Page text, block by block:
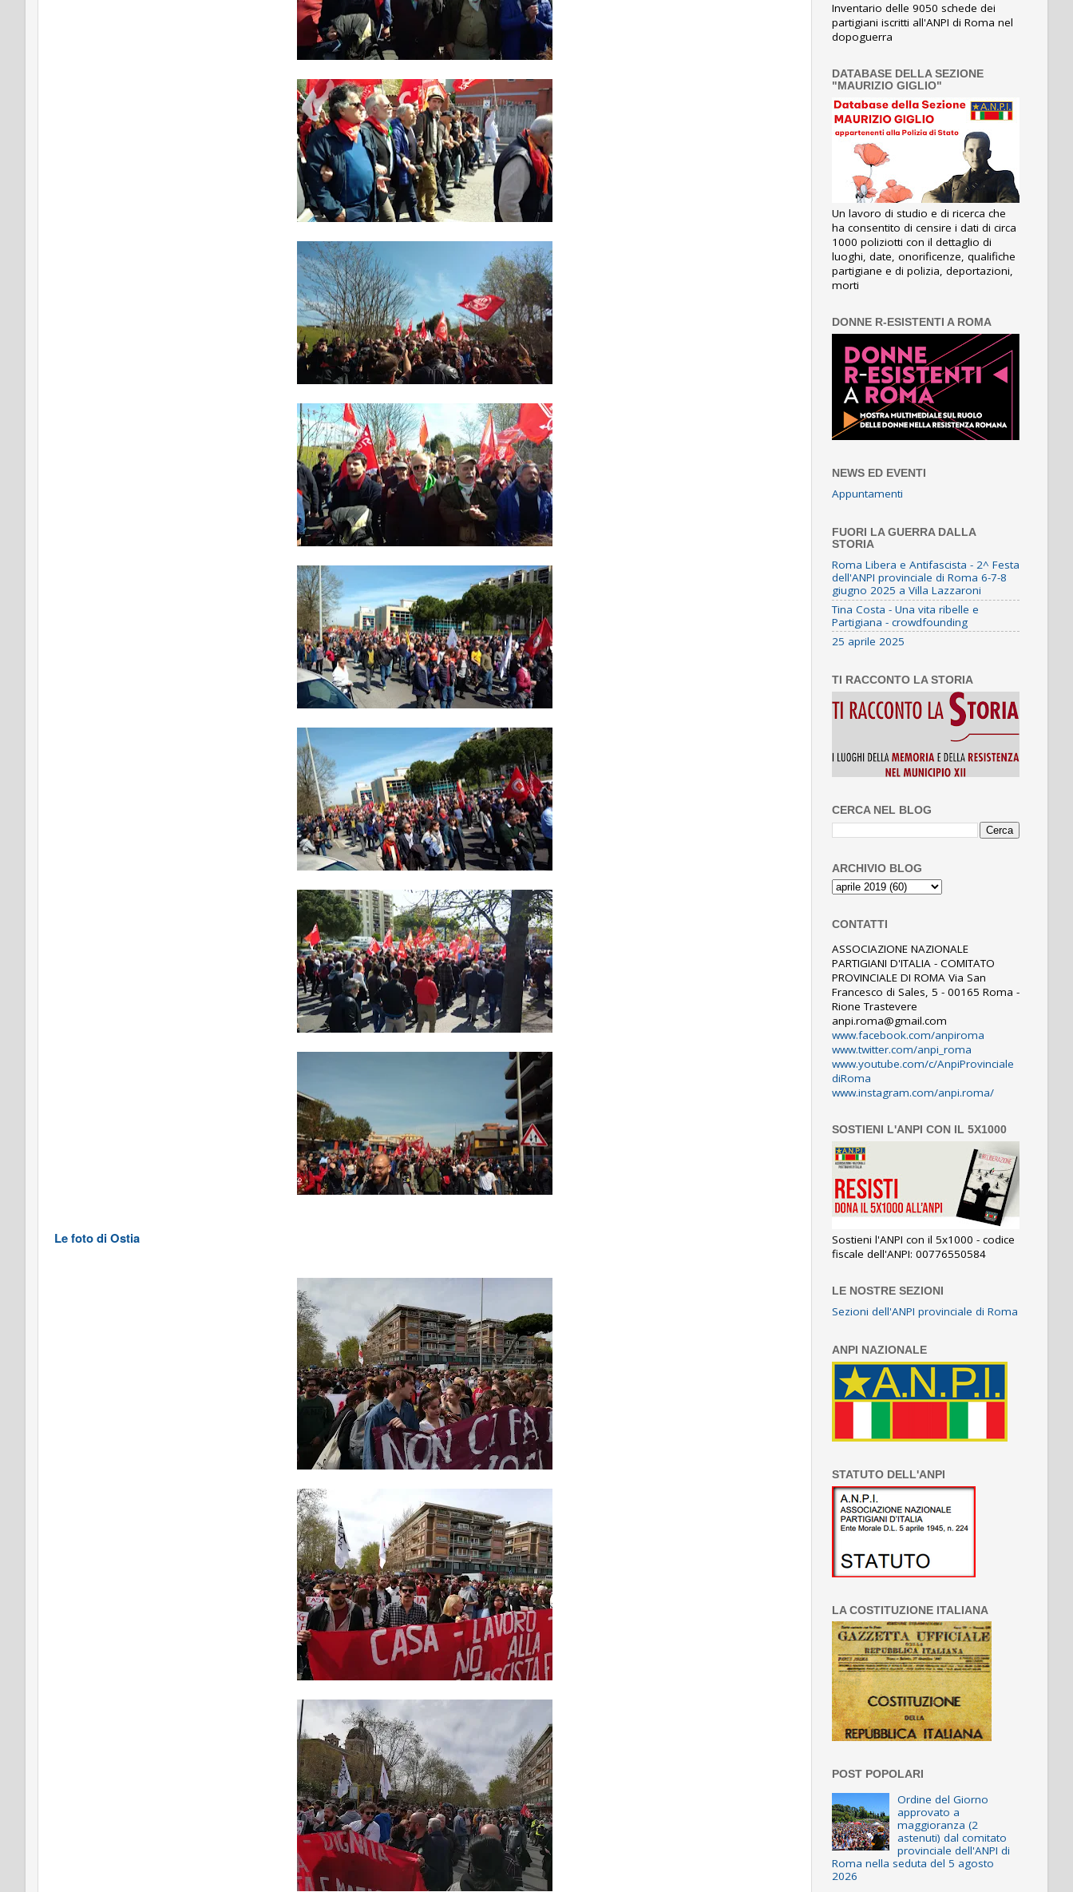
Le foto di Ostia
Inventario delle 9050 schede dei
partigiani iscritti all'ANPI di Roma nel
dopoguerra
DATABASE DELLA SEZIONE
"MAURIZIO GIGLIO"
Un lavoro di studio e di ricerca che
ha consentito di censire i dati di circa
1000 poliziotti con il dettaglio di
luoghi, date, onorificenze, qualifiche
partigiane e di polizia, deportazioni,
morti
DONNE R-ESISTENTI A ROMA
NEWS ED EVENTI
Appuntamenti
FUORI LA GUERRA DALLA
STORIA
Roma Libera e Antifascista - 2^ Festa
dell'ANPI provinciale di Roma 6-7-8
giugno 2025 a Villa Lazzaroni
Tina Costa - Una vita ribelle e
Partigiana - crowdfounding
25 aprile 2025
TI RACCONTO LA STORIA
CERCA NEL BLOG
ARCHIVIO BLOG
CONTATTI
ASSOCIAZIONE NAZIONALE
PARTIGIANI D'ITALIA - COMITATO
PROVINCIALE DI ROMA Via San
Francesco di Sales, 5 - 00165 Roma -
Rione Trastevere
anpi.roma@gmail.com
www.facebook.com/anpiroma
www.twitter.com/anpi_roma
www.youtube.com/c/AnpiProvinciale
diRoma
www.instagram.com/anpi.roma/
SOSTIENI L'ANPI CON IL 5X1000
Sostieni l'ANPI con il 5x1000 - codice
fiscale dell'ANPI: 00776550584
LE NOSTRE SEZIONI
Sezioni dell'ANPI provinciale di Roma
ANPI NAZIONALE
STATUTO DELL'ANPI
LA COSTITUZIONE ITALIANA
POST POPOLARI
Ordine del Giorno
approvato a
maggioranza (2
astenuti) dal comitato
provinciale dell'ANPI di
Roma nella seduta del 5 agosto
2026